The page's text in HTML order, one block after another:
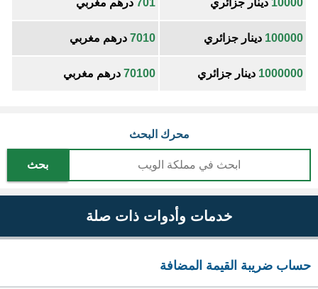
10000 دينار جزائري 701 درهم مغربي
100000 دينار جزائري 7010 درهم مغربي
1000000 دينار جزائري 70100 درهم مغربي
محرك البحث
بحث
خدمات وأدوات ذات صلة
حساب ضريبة القيمة المضافة